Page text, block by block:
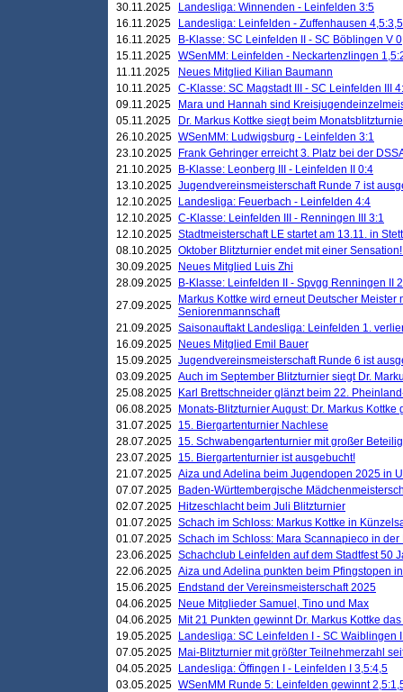
30.11.2025
Landesliga: Winnenden - Leinfelden 3:5
16.11.2025
Landesliga: Leinfelden - Zuffenhausen 4,5:3,5
16.11.2025
B-Klasse: SC Leinfelden II - SC Böblingen V
15.11.2025 WSenMM: Leinfelden - Neckartenzlingen
11.11.2025
Neues Mitglied Kilian Baumann
10.11.2025 C-Klasse: SC Magstadt III - SC Leinfelden III
09.11.2025
Mara und Hannah sind
05.11.2025
Dr. Markus Kottke siegt beim
26.10.2025 WSenMM: Ludwigsburg - Leinfelden 3:1
23.10.2025
Frank Gehringer erreicht 3. Platz bei der
21.10.2025
B-Klasse: Leonberg III - Leinfelden II 0:4
13.10.2025 Jugendvereinsmeisterschaft Runde 7 ist
12.10.2025
Landesliga: Feuerbach - Leinfelden 4:4
12.10.2025 C-Klasse: Leinfelden III - Renningen III 3:1
12.10.2025 Stadtmeisterschaft LE startet am 13.11. in
08.10.2025 Oktober Blitzturnier endet mit einer
30.09.2025
Neues Mitglied Luis Zhi
28.09.2025
B-Klasse: Leinfelden II - Spvgg Renningen II
27.09.2025
Markus Kottke wird erneut Deutscher Meister
Seniorenmannschaft
21.09.2025 Saisonauftakt Landesliga: Leinfelden 1.
16.09.2025
Neues Mitglied Emil Bauer
15.09.2025 Jugendvereinsmeisterschaft Runde 6 ist
03.09.2025 Auch im September Blitzturnier siegt Dr.
25.08.2025
Karl Brettschneider glänzt beim 22.
06.08.2025
Monats-Blitzturnier August: Dr. Markus Kottke
31.07.2025 15. Biergartenturnier Nachlese
28.07.2025 15. Schwabengartenturnier mit großer
23.07.2025 15. Biergartenturnier ist ausgebucht!
21.07.2025 Aiza und Adelina beim Jugendopen 2025 in
07.07.2025
Baden-Württembergische
02.07.2025
Hitzeschlacht beim Juli Blitzturnier
01.07.2025 Schach im Schloss: Markus Kottke in
01.07.2025 Schach im Schloss: Mara Scannapieco in der
23.06.2025 Schachclub Leinfelden auf dem Stadtfest 50
22.06.2025 Aiza und Adelina punkten beim Pfingstopen
15.06.2025
Endstand der Vereinsmeisterschaft 2025
04.06.2025
Neue Mitglieder Samuel, Tino und Max
04.06.2025
Mit 21 Punkten gewinnt Dr. Markus Kottke
19.05.2025
Landesliga: SC Leinfelden I - SC Waiblingen
07.05.2025
Mai-Blitzturnier mit größter Teilnehmerzahl
04.05.2025
Landesliga: Öffingen I - Leinfelden I 3,5:4,5
03.05.2025 WSenMM Runde 5: Leinfelden gewinnt